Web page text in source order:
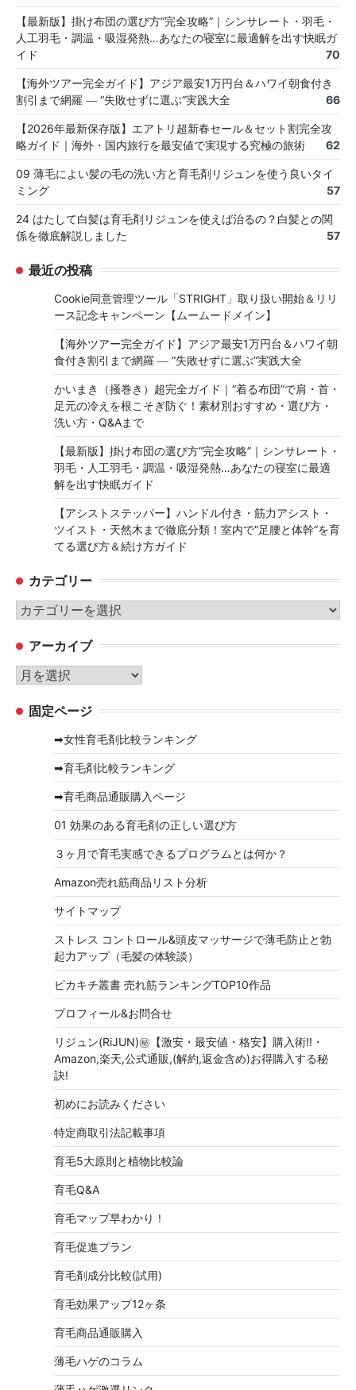
【最新版】掛け布団の選び方“完全攻略”｜シンサレート・羽毛・
人工羽毛・調温・吸湿発熱…あなたの寝室に最適解を出す快眠ガ
イド
70
【海外ツアー完全ガイド】アジア最安1万円台＆ハワイ朝食付き
割引まで網羅 ― “失敗せずに選ぶ”実践大全
66
【2026年最新保存版】エアトリ超新春セール＆セット割完全攻
略ガイド｜海外・国内旅行を最安値で実現する究極の旅術
62
09 薄毛によい髪の毛の洗い方と育毛剤リジュンを使う良いタイ
ミング
57
24 はたして白髪は育毛剤リジュンを使えば治るの？白髪との関
係を徹底解説しました
57
最近の投稿
Cookie同意管理ツール「STRIGHT」取り扱い開始＆リリ
ース記念キャンペーン【ムームードメイン】
【海外ツアー完全ガイド】アジア最安1万円台＆ハワイ朝
食付き割引まで網羅 ― “失敗せずに選ぶ”実践大全
かいまき（掻巻き）超完全ガイド｜“着る布団”で肩・首・
足元の冷えを根こそぎ防ぐ！素材別おすすめ・選び方・
洗い方・Q&Aまで
【最新版】掛け布団の選び方“完全攻略”｜シンサレート・
羽毛・人工羽毛・調温・吸湿発熱…あなたの寝室に最適
解を出す快眠ガイド
【アシストステッパー】ハンドル付き・筋力アシスト・
ツイスト・天然木まで徹底分類！室内で“足腰と体幹”を育
てる選び方＆続け方ガイド
カテゴリー
カ
ゴ
リ
ー
アーカイブ
ア
カ 固定ページ
➡女性育毛剤比較ランキング
➡育毛剤比較ランキング
➡育毛商品通販購入ページ
01 効果のある育毛剤の正しい選び方
３ヶ月で育毛実感できるプログラムとは何か？
Amazon売れ筋商品リスト分析
サイトマップ
ストレス コントロール&頭皮マッサージで薄毛防止と勃
起力アップ（毛髪の体験談）
ピカキチ叢書 売れ筋ランキングTOP10作品
プロフィール&お問合せ
リジュン(RiJUN)㊙【激安・最安値・格安】購入術!!・
Amazon,楽天,公式通販,(解約,返金含め)お得購入する秘
訣!
初めにお読みください
特定商取引法記載事項
育毛5大原則と植物比較論
育毛Q&A
育毛マップ早わかり！
育毛促進プラン
育毛剤成分比較(試用)
育毛効果アップ12ヶ条
育毛商品通販購入
薄毛ハゲのコラム